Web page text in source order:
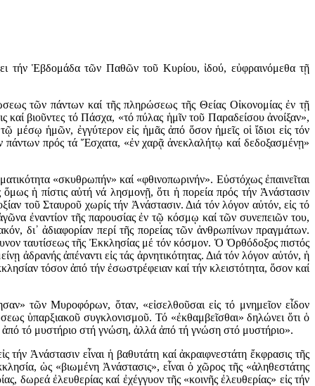
τήν Ἑβδομάδα τῶν Παθῶν τοῦ Κυρίου, ἰδού, εὐφραινόμεθα τῇ
τῶν πάντων καί τῆς πληρώσεως τῆς Θείας Οἰκονομίας ἐν τῇ
καί βιοῦντες τό Πάσχα, «τό πύλας ἡμῖν τοῦ Παραδείσου ἀνοίξαν»,
μέσῳ ἡμῶν, ἐγγύτερον εἰς ἡμᾶς ἀπό ὅσον ἡμεῖς οἱ ἴδιοι εἰς τόν
πάντων πρός τά Ἔσχατα, «ἐν χαρᾷ ἀνεκλαλήτῳ καί δεδοξασμένῃ»
«σκυθρωπήν» καί «φθινοπωρινήν». Εὐστόχως ἐπαινεῖται
ἡ πίστις αὐτή νά λησμονῇ, ὅτι ἡ πορεία πρός τήν Ἀνάστασιν
τοῦ Σταυροῦ χωρίς τήν Ἀνάστασιν. Διά τόν λόγον αὐτόν, εἰς τό
ἐναντίον τῆς παρουσίας ἐν τῷ κόσμῳ καί τῶν συνεπειῶν του,
δι᾿ ἀδιαφορίαν περί τῆς πορείας τῶν ἀνθρωπίνων πραγμάτων.
ταυτίσεως τῆς Ἐκκλησίας μέ τόν κόσμον. Ὁ Ὀρθόδοξος πιστός
ἀδρανής ἀπέναντι εἰς τάς ἀρνητικότητας. Διά τόν λόγον αὐτόν, ἡ
τόσον ἀπό τήν ἐσωστρέφειαν καί τήν κλειστότητα, ὅσον καί
τῶν Μυροφόρων, ὅταν, «εἰσελθοῦσαι εἰς τό μνημεῖον εἶδον
ὑπαρξιακοῦ συγκλονισμοῦ. Τό «ἐκθαμβεῖσθαι» δηλώνει ὅτι ὁ
ἀπό τό μυστήριο στή γνώση, ἀλλά ἀπό τή γνώση στό μυστήριο».
Ἀνάστασιν εἶναι ἡ βαθυτάτη καί ἀκραιφνεστάτη ἔκφρασις τῆς
ὡς «βιωμένη Ἀνάστασις», εἶναι ὁ χῶρος τῆς «ἀληθεστάτης
δωρεά ἐλευθερίας καί ἐχέγγυον τῆς «κοινῆς ἐλευθερίας» εἰς τήν